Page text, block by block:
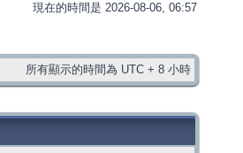
現在的時間是 2026-08-06, 06:57
所有顯示的時間為 UTC + 8 小時